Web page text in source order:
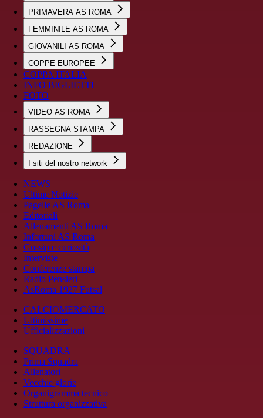
PRIMAVERA AS ROMA
FEMMINILE AS ROMA
GIOVANILI AS ROMA
COPPE EUROPEE
COPPA ITALIA
INFO BIGLIETTI
FOTO
VIDEO AS ROMA
RASSEGNA STAMPA
REDAZIONE
I siti del nostro network
NEWS
Ultime Notizie
Pagelle AS Roma
Editoriali
Allenamenti AS Roma
Infortuni AS Roma
Gossip e curiosità
Interviste
Conferenze stampa
Radio Pensieri
AsRoma 1927 Futsal
CALCIOMERCATO
Ultimissime
Ufficializzazioni
SQUADRA
Prima Squadra
Allenatori
Vecchie glorie
Organigramma tecnico
Struttura organizzativa